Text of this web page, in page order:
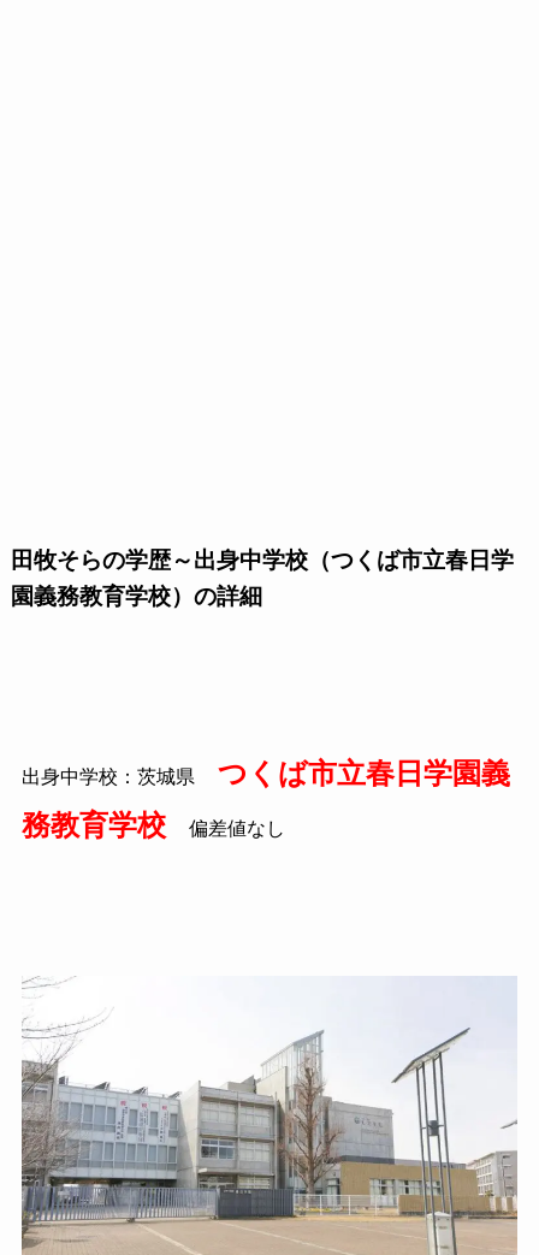
田牧そらの学歴～出身中学校（つくば市立春日学
園義務教育学校）の詳細
出身中学校：茨城県
つくば市立春日学園義
務教育学校
偏差値なし